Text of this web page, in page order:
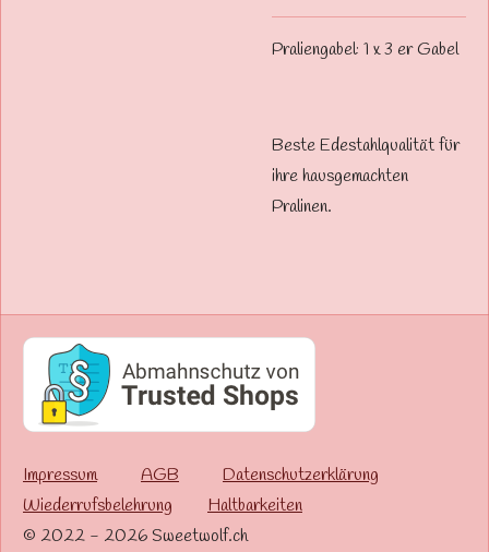
Praliengabel: 1 x 3 er Gabel
Beste Edestahlqualität für
ihre hausgemachten
Pralinen.
Impressum AGB
Datenschutzerklärung
Wiederrufsbelehrung
Haltbarkeiten
© 2022 - 2026 Sweetwolf.ch